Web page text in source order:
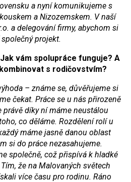
a nyní komunikujeme s
a Nizozemskem. V naší
a delegování firmy, abychom si
projekt.
vám spolupráce funguje? A
s rodičovstvím?
– známe se, důvěřujeme si
čekat. Práce se u nás přirozeně
právě díky ní máme neustálou
co děláme. Rozdělení rolí u
máme jasně danou oblast
si do práce nezasahujeme.
společně, což přispívá k hladké
že na Malovaných světech
více času pro rodinu. Ráno